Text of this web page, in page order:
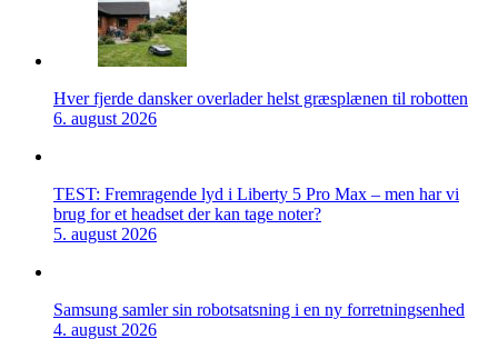
Hver fjerde dansker overlader helst græsplænen til robotten
6. august 2026
TEST: Fremragende lyd i Liberty 5 Pro Max – men har vi
brug for et headset der kan tage noter?
5. august 2026
Samsung samler sin robotsatsning i en ny forretningsenhed
4. august 2026